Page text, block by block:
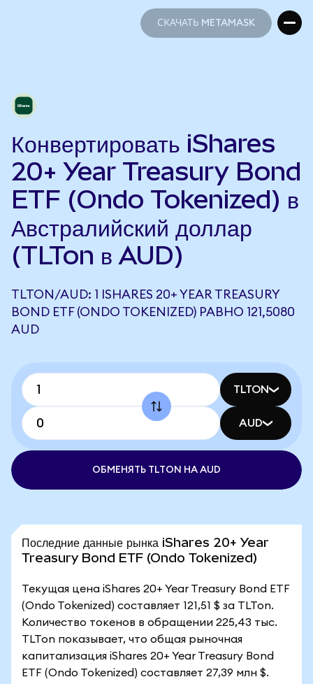
СКАЧАТЬ METAMASK
Конвертировать iShares
20+ Year Treasury Bond
ETF (Ondo Tokenized) в
Австралийский доллар
(TLTon в AUD)
TLTON/AUD: 1 ISHARES 20+ YEAR TREASURY
BOND ETF (ONDO TOKENIZED) РАВНО 121,5080
AUD
TLTON
AUD
ОБМЕНЯТЬ TLTON НА AUD
Последние данные рынка iShares 20+ Year
Treasury Bond ETF (Ondo Tokenized)
Текущая цена iShares 20+ Year Treasury Bond ETF
(Ondo Tokenized) составляет 121,51 $ за TLTon.
Количество токенов в обращении 225,43 тыс.
TLTon показывает, что общая рыночная
капитализация iShares 20+ Year Treasury Bond
ETF (Ondo Tokenized) составляет 27,39 млн $.